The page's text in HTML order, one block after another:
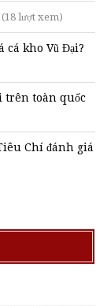
(18 lượt xem)
cá kho Vũ Đại?
trên toàn quốc
Chí đánh giá